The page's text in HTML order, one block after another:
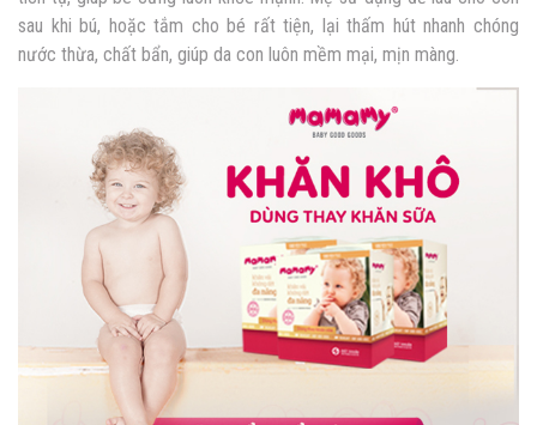
sau khi bú, hoặc tắm cho bé rất tiện, lại thấm hút nhanh chóng
nước thừa, chất bẩn, giúp da con luôn mềm mại, mịn màng.